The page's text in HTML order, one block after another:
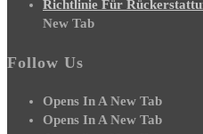
Richtlinie Für
New Tab
Follow Us
Opens In A New Tab
Opens In A New Tab